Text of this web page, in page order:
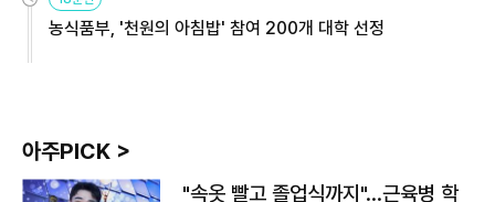
농식품부, '천원의 아침밥' 참여 200개 대학 선정
아주PICK >
"속옷 빨고 졸업식까지"…근육병 학